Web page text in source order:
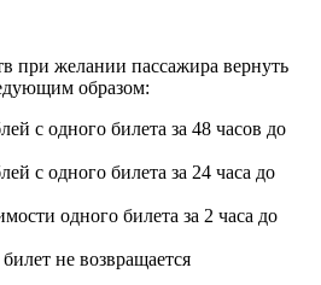
при желании пассажира вернуть
образом:
с одного билета за 48 часов до
с одного билета за 24 часа до
одного билета за 2 часа до
не возвращается